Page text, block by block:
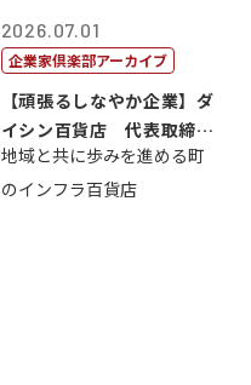
2026.07.01
企業家倶楽部アーカイブ
【頑張るしなやか企業】ダ
イシン百貨店 代表取締役
社長 西山 ...
地域と共に歩みを進める町
のインフラ百貨店